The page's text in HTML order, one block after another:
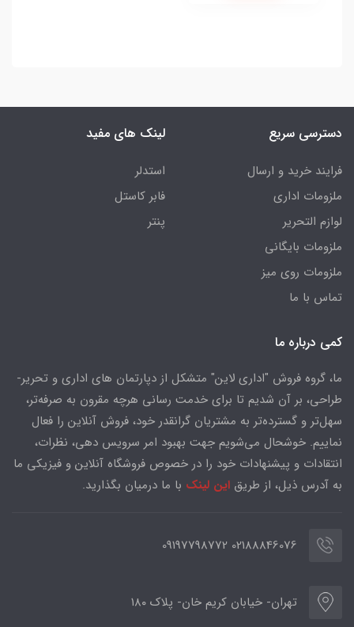
دسترسی سریع
فرایند خرید و ارسال
ملزومات اداری
لوازم التحریر
ملزومات بایگانی
ملزومات روی میز
تماس با ما
لینک های مفید
استدلر
فابر کاستل
پنتر
کمی درباره ما
ما، گروه فروش "اداری لاین" متشکل از دپارتمان های اداری و تحریر-
طراحی، بر آن شدیم تا برای خدمت رسانی هرچه مقرون به صرفه‌تر،
سهل‌تر و گسترده‌تر به مشتریان گرانقدر خود، فروش آنلاین را فعال
نماییم. خوشحال می‌شویم جهت بهبود امر سرویس دهی، نظرات،
انتقادات و پیشنهادات خود را در خصوص فروشگاه آنلاین و فیزیکی ما
به آدرس ذیل، از طریق این لینک با ما درمیان بگذارید.
02188846076 09197798772
تهران- خیابان کریم خان- پلاک ۱۸۰